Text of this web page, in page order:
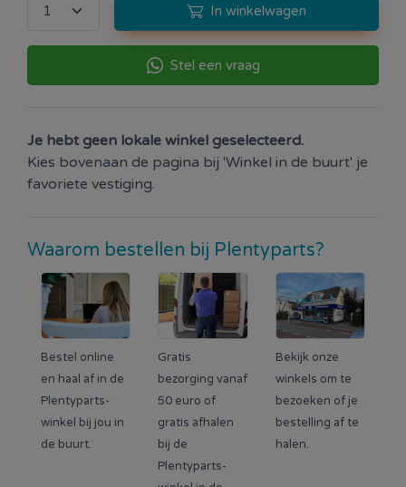
In winkelwagen
Stel een vraag
Je hebt geen lokale winkel geselecteerd.
Kies bovenaan de pagina bij 'Winkel in de buurt' je
favoriete vestiging.
Waarom bestellen bij Plentyparts?
Bestel online
en haal af in de
Plentyparts-
winkel bij jou in
de buurt.
Gratis
bezorging vanaf
50 euro of
gratis afhalen
bij de
Plentyparts-
Bekijk onze
winkels om te
bezoeken of je
bestelling af te
halen.